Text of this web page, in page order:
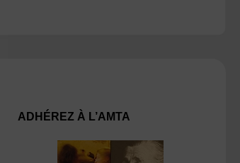
ADHÉREZ À L’AMTA